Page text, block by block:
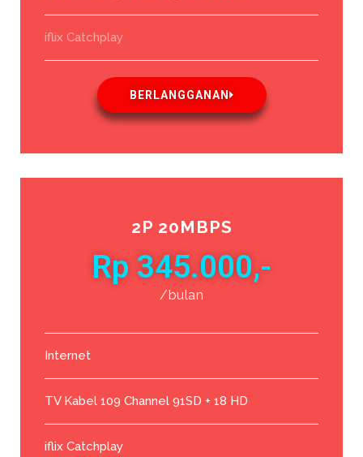
iflix Catchplay
BERLANGGANAN
2P 20MBPS
Rp 345.000,-
/bulan
Internet
TV Kabel 109 Channel 91SD + 18 HD
iflix Catchplay